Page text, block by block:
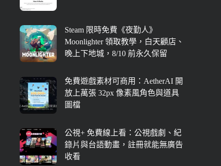
Steam 限時免費《夜勤人》
Moonlighter 領取教學，白天顧店、
晚上下地城，8/10 前永久保留
免費遊戲素材可商用：AetherAI 開
放上萬張 32px 像素風角色與道具
圖檔
公視+ 免費線上看：公視戲劇、紀
錄片與台語動畫，註冊就能無廣告
收看